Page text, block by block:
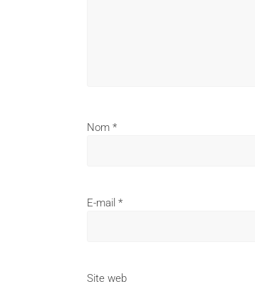
Nom *
E-mail *
Site web